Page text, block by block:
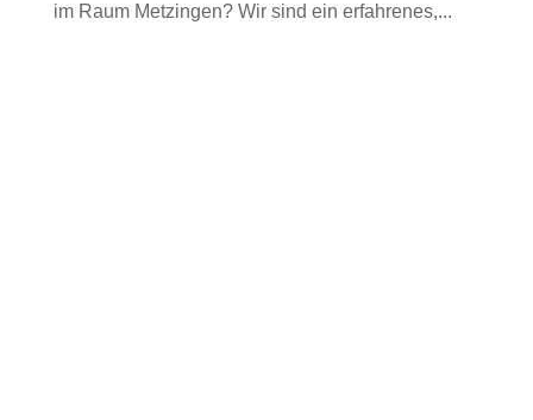
im Raum Metzingen? Wir sind ein erfahrenes,...